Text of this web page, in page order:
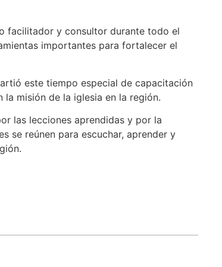
facilitador y consultor durante todo el
importantes para fortalecer el
este tiempo especial de capacitación
misión de la iglesia en la región.
las lecciones aprendidas y por la
se reúnen para escuchar, aprender y